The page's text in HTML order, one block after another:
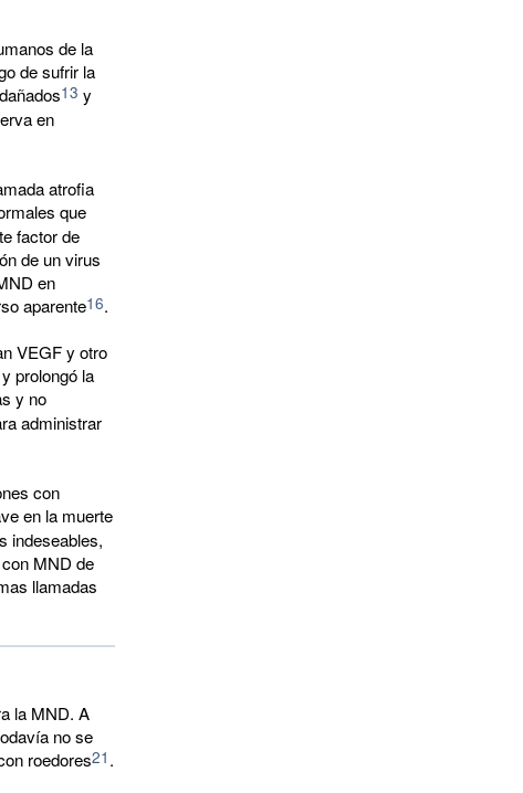
de la
de sufrir la
13 y
en
atrofia
que
factor de
de un virus
en
aparente16.
VEGF y otro
prolongó la
y no
administrar
con
en la muerte
indeseables,
MND de
llamadas
la MND. A
no se
roedores21 .